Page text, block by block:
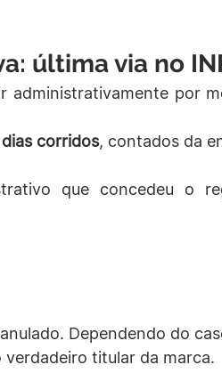
última via no
dias corridos, contados da
que concedeu o
Dependendo do
titular da marca.